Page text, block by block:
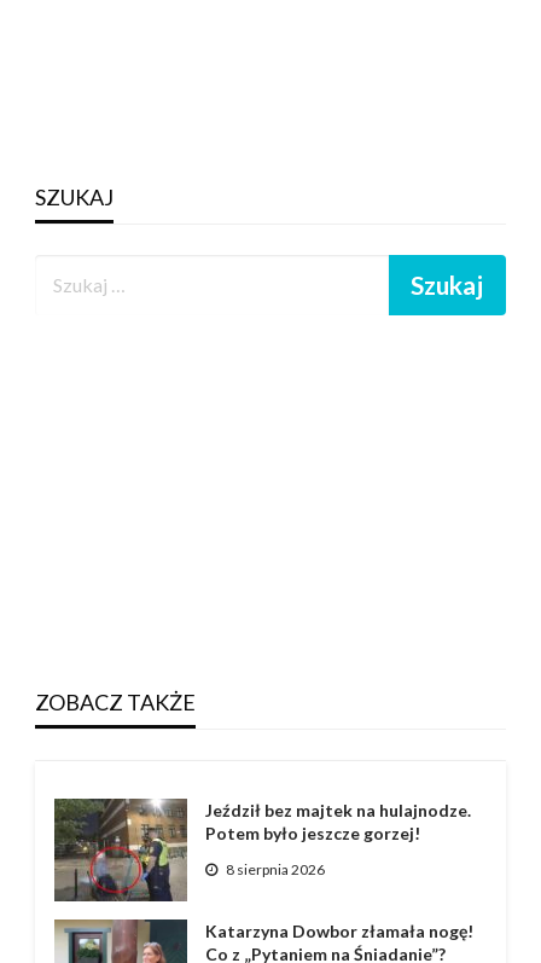
SZUKAJ
ZOBACZ TAKŻE
Jeździł bez majtek na hulajnodze.
Potem było jeszcze gorzej!
8 sierpnia 2026
Katarzyna Dowbor złamała nogę!
Co z „Pytaniem na Śniadanie”?